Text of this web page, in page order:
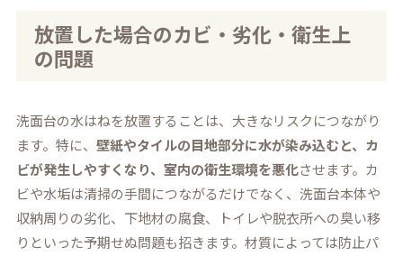
放置した場合のカビ・劣化・衛生上
の問題
洗面台の水はねを放置することは、大きなリスクにつながり
ます。特に、壁紙やタイルの目地部分に水が染み込むと、カ
ビが発生しやすくなり、室内の衛生環境を悪化させます。カ
ビや水垢は清掃の手間につながるだけでなく、洗面台本体や
収納周りの劣化、下地材の腐食、トイレや脱衣所への臭い移
りといった予期せぬ問題も招きます。材質によっては防止パ